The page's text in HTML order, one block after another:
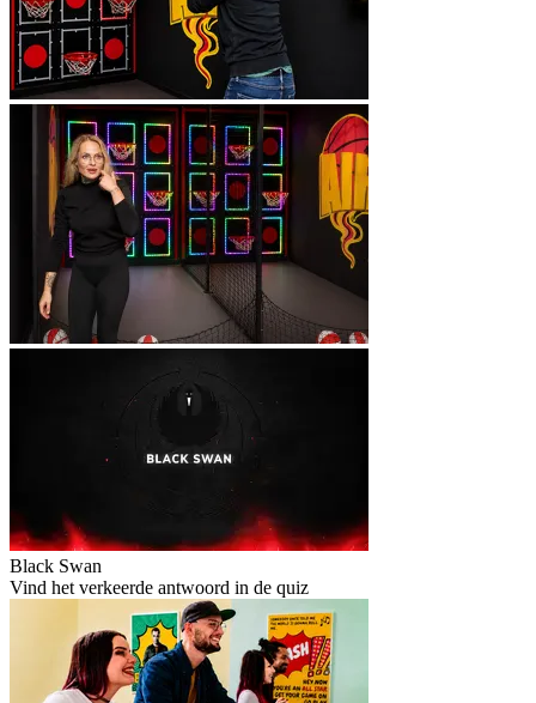
Black Swan
Vind het verkeerde antwoord in de quiz